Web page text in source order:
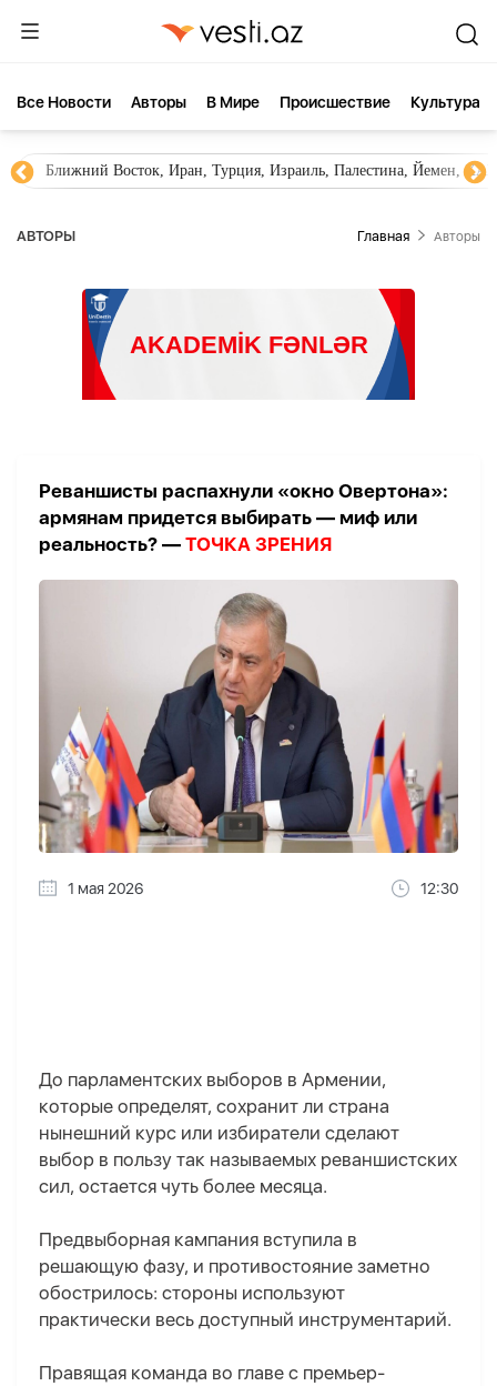
Все Новости Aвторы В Мире Происшествие Культура
Ближний Восток, Иран, Турция, Израиль, Палестина, Йемен,
AВТОРЫ Главная Aвторы
Реваншисты распахнули «окно Овертона»:
армянам придется выбирать — миф или
реальность? — ТОЧКА ЗРЕНИЯ
1 мая 2026 12:30
До парламентских выборов в Армении,
которые определят, сохранит ли страна
нынешний курс или избиратели сделают
выбор в пользу так называемых реваншистских
сил, остается чуть более месяца.
Предвыборная кампания вступила в
решающую фазу, и противостояние заметно
обострилось: стороны используют
практически весь доступный инструментарий.
Правящая команда во главе с премьер-